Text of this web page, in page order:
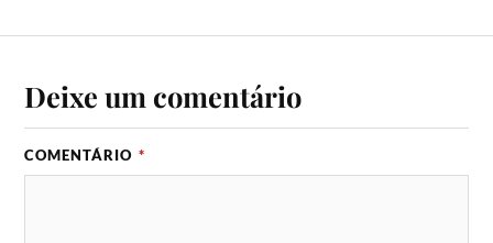
Deixe um comentário
COMENTÁRIO *